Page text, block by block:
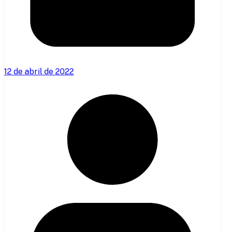
12 de abril de 2022